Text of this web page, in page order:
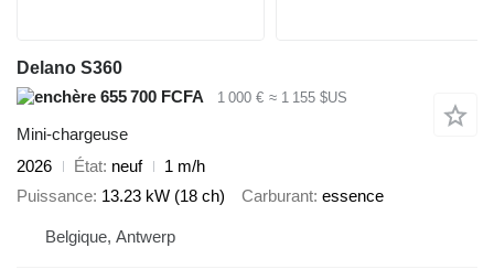
Delano S360
655 700 FCFA
1 000 € ≈ 1 155 $US
Mini-chargeuse
2026
État neuf
1 m/h
Puissance 13.23 kW (18 ch) Carburant essence
Belgique, Antwerp